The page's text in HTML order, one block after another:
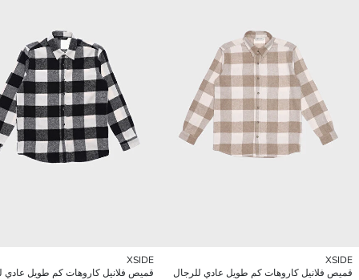
XSIDE
قميص فلانيل كاروهات كم طويل عادي للرجال
XSIDE
قميص فلانيل كاروهات كم طويل عادي